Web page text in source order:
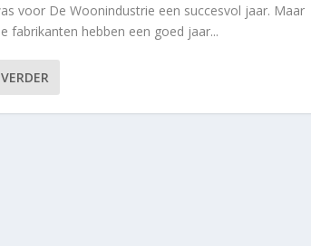
voor De Woonindustrie een succesvol jaar. Maar
fabrikanten hebben een goed jaar...